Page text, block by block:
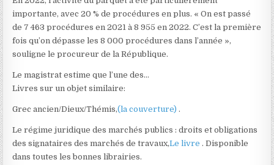
importante, avec 20 % de procédures en plus. « On est passé
de 7 463 procédures en 2021 à 8 955 en 2022. C’est la première
fois qu’on dépasse les 8 000 procédures dans l’année »,
souligne le procureur de la République.
Le magistrat estime que l’une des…
Livres sur un objet similaire:
Grec ancien/Dieux/Thémis,(la couverture) .
Le régime juridique des marchés publics : droits et obligations
des signataires des marchés de travaux,Le livre . Disponible
dans toutes les bonnes librairies.